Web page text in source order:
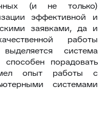
(и не только)
эффективной и
заявками, да и
работы
система
порадовать
опыт работы с
системами